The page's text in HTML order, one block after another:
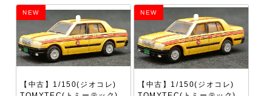
NEW
【中古】1/150(ジオコレ)
NEW
【中古】1/150(ジオコレ)